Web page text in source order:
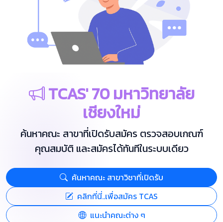
TCAS' 70 มหาวิทยาลัย
เชียงใหม่
ค้นหาคณะ สาขาที่เปิดรับสมัคร ตรวจสอบเกณฑ์
คุณสมบัติ และสมัครได้ทันทีในระบบเดียว
ค้นหาคณะ สาขาวิชาที่เปิดรับ
คลิกที่นี่..เพื่อสมัคร TCAS
แนะนำคณะต่าง ๆ